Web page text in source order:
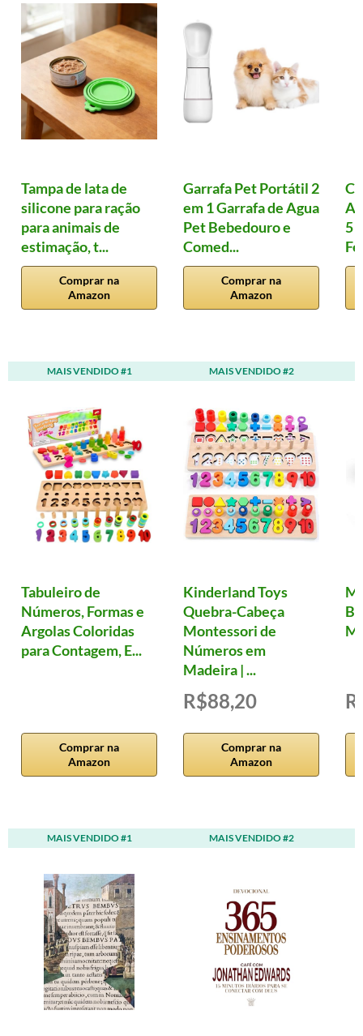
Tampa de lata de
silicone para ração
para animais de
estimação, t...
Comprar na
Amazon
Garrafa Pet Portátil 2
em 1 Garrafa de Agua
Pet Bebedouro e
Comed...
Comprar na
Amazon
5
MAIS VENDIDO #1
Tabuleiro de
Números, Formas e
Argolas Coloridas
para Contagem, E...
Comprar na
Amazon
MAIS VENDIDO #2
Kinderland Toys
Quebra-Cabeça
Montessori de
Números em
Madeira | ...
R$88,20
Comprar na
Amazon
MAIS VENDIDO #1 MAIS VENDIDO #2